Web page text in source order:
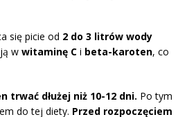
się picie od 2 do 3 litrów wody
w witaminę C i beta-karoten, co
trwać dłużej niż 10-12 dni. Po tym
do tej diety. Przed rozpoczęciem